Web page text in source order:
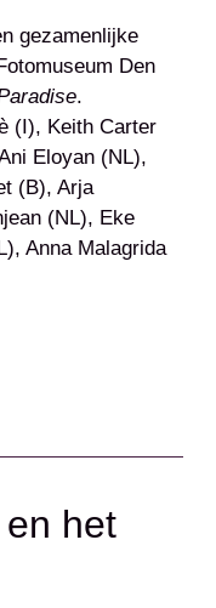
gezamenlijke
Den
.
(I), Keith Carter
Eloyan (NL),
(B), Arja
(NL), Eke
Anna Malagrida
het